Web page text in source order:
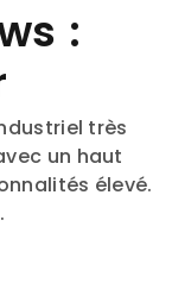
:
très
un haut
élevé.